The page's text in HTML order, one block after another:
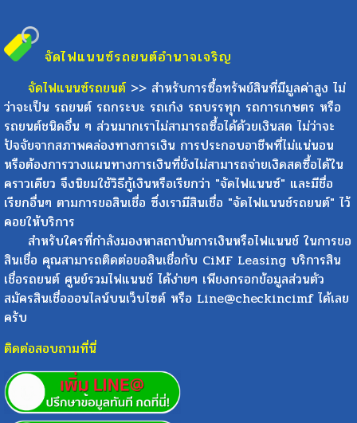
จัดไฟแนนซ์รถยนต์อำนาจเจริญ
จัดไฟแนนซ์รถยนต์ >> สำหรับการซื้อทรัพย์สินที่มีมูลค่าสูง ไม่
ว่าจะเป็น รถยนต์ รถกระบะ รถเก๋ง รถบรรทุก รถการเกษตร หรือ
รถยนต์ชนิดอื่น ๆ ส่วนมากเราไม่สามารถซื้อได้ด้วยเงินสด ไม่ว่าจะ
ปัจจัยจากสภาพคล่องทางการเงิน การประกอบอาชีพที่ไม่แน่นอน
หรือต้องการวางแผนทางการเงินที่ยังไม่สามารถจ่ายเงิดสดซื้อได้ใน
คราวเดียว จึงนิยมใช้วิธีกู้เงินหรือเรียกว่า "จัดไฟแนนซ์" และมีชื่อ
เรียกอื่นๆ ตามการขอสินเชื่อ ซึ่งเรามีสินเชื่อ "จัดไฟแนนช์รถยนต์" ไว้
คอยให้บริการ
สำหรับใครที่กำลังมองหาสถาบันการเงินหรือไฟแนนช์ ในการขอ
สินเชื่อ คุณสามารถติดต่อขอสินเชื่อกับ CiMF Leasing บริการสิน
เชื่อรถยนต์ ศูนย์รวมไฟแนนช์ ได้ง่ายๆ เพียงกรอกข้อมูลส่วนตัว
สมัครสินเชื่อออนไลน์บนเว็บไซต์ หรือ Line@checkincimf ได้เลย
ครับ
ติดต่อสอบถามที่นี่